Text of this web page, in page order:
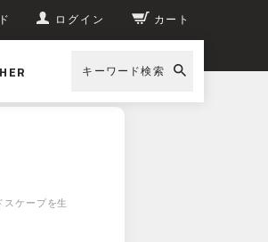
ログイン カート
キーワード検索
スケープを生